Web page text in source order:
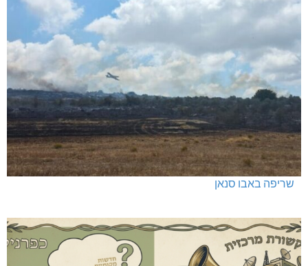
כפר ורדים: סברס למען הדמוקרטיה